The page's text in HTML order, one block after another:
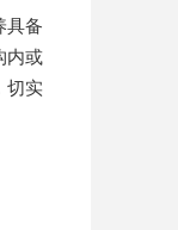
具备
内或
切实